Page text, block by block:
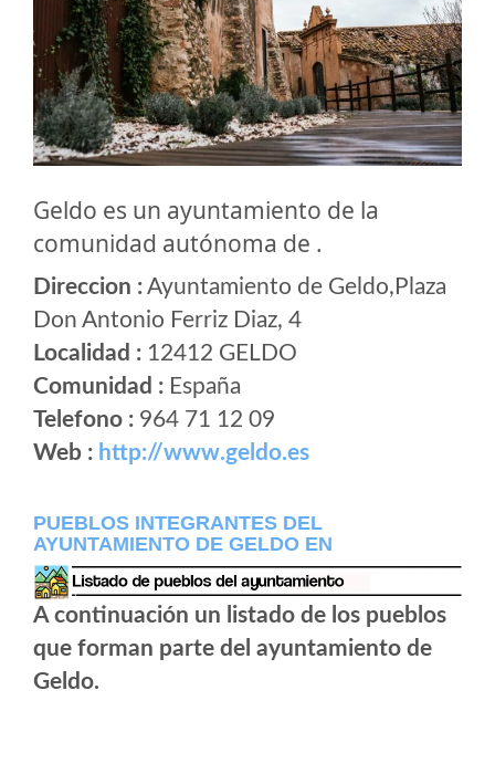
Geldo es un ayuntamiento de la
comunidad autónoma de .
Direccion :Ayuntamiento de Geldo,Plaza
Don Antonio Ferriz Diaz, 4
Localidad : 12412 GELDO
Comunidad : España
Telefono : 964 71 12 09
Web : http://www.geldo.es
PUEBLOS INTEGRANTES DEL
AYUNTAMIENTO DE GELDO EN
A continuación un listado de los pueblos
que forman parte del ayuntamiento de
Geldo.